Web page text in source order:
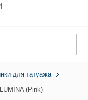
для татуажа
(Pink)